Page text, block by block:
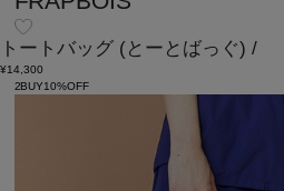
トートバッグ (とーとばっぐ) /
¥14,300
2BUY10%OFF